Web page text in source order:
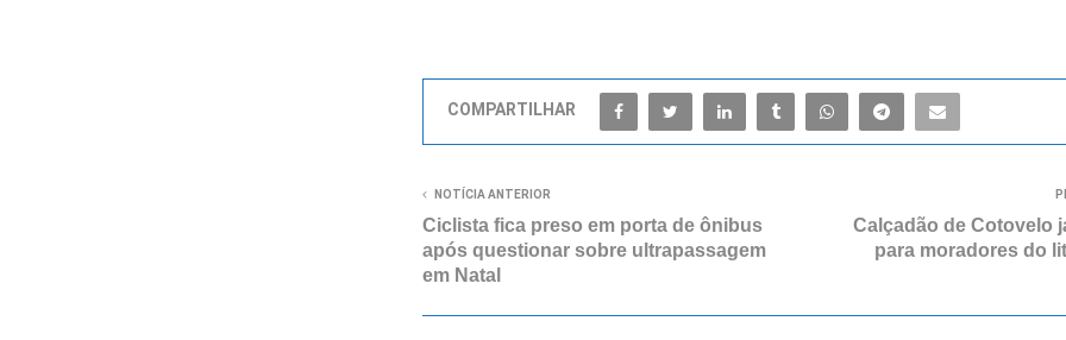
COMPARTILHAR
NOTÍCIA ANTERIOR
Ciclista fica preso em porta de ônibus
após questionar sobre ultrapassagem
em Natal
Calçadão de Cotovelo
para moradores do